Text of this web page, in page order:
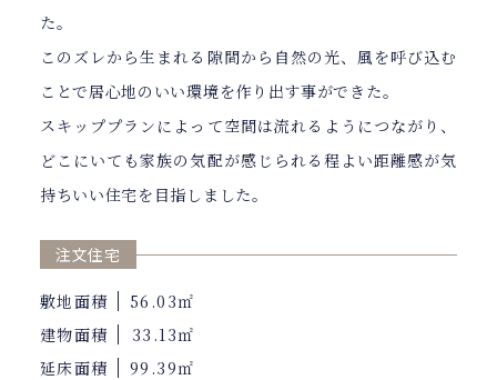
た。
このズレから生まれる隙間から自然の光、風を呼び込む
ことで居心地のいい環境を作り出す事ができた。
スキッププランによって空間は流れるようにつながり、
どこにいても家族の気配が感じられる程よい距離感が気
持ちいい住宅を目指しました。
注文住宅
敷地面積
56.03㎡
建物面積
33.13㎡
延床面積
99.39㎡